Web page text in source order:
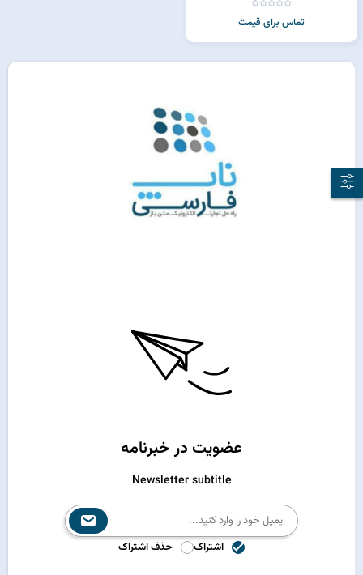
تماس برای قیمت
عضویت در خبرنامه
Newsletter subtitle
اشتراک حذف اشتراک